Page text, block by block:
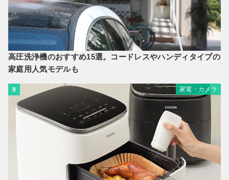
高圧洗浄機のおすすめ15選。コードレスやハンディタイプの
家庭用人気モデルも
9 家電・カメラ